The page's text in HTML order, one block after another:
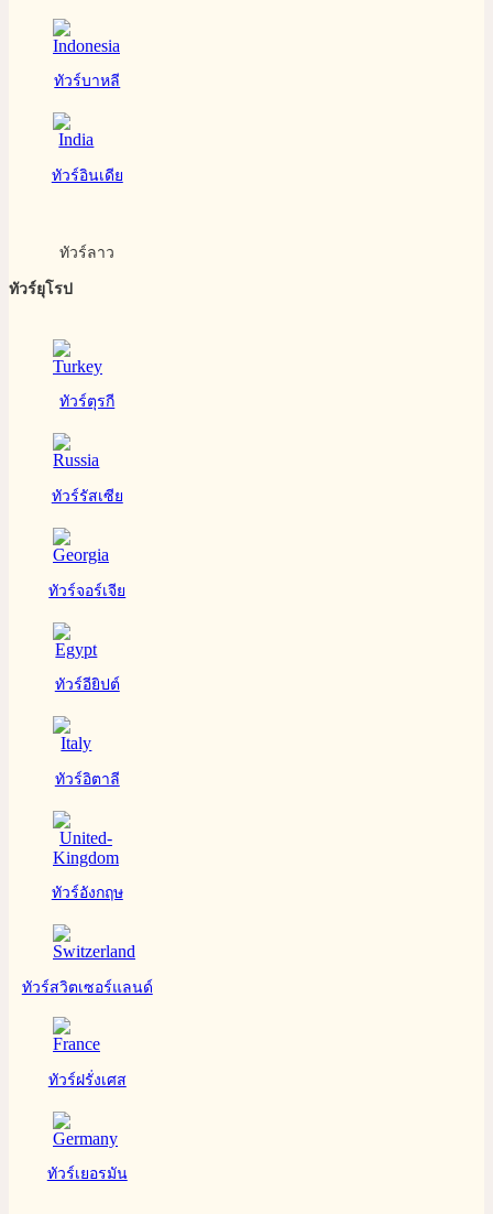
ทัวร์บาหลี
ทัวร์อินเดีย
ทัวร์ลาว
ทัวร์ยุโรป
ทัวร์ตุรกี
ทัวร์รัสเซีย
ทัวร์จอร์เจีย
ทัวร์อียิปต์
ทัวร์อิตาลี
ทัวร์อังกฤษ
ทัวร์สวิตเซอร์แลนด์
ทัวร์ฝรั่งเศส
ทัวร์เยอรมัน